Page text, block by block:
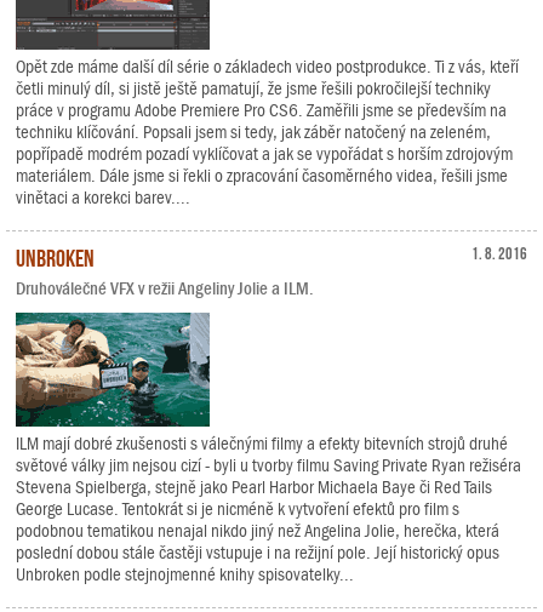
Opět zde máme další díl série o základech video postprodukce. Ti z vás, kteří
četli minulý díl, si jistě ještě pamatují, že jsme řešili pokročilejší techniky
práce v programu Adobe Premiere Pro CS6. Zaměřili jsme se především na
techniku klíčování. Popsali jsem si tedy, jak záběr natočený na zeleném,
popřípadě modrém pozadí vyklíčovat a jak se vypořádat s horším zdrojovým
materiálem. Dále jsme si řekli o zpracování časoměrného videa, řešili jsme
vinětaci a korekci barev....
1. 8. 2016
Unbroken
Druhoválečné VFX v režii Angeliny Jolie a ILM.
ILM mají dobré zkušenosti s válečnými filmy a efekty bitevních strojů druhé
světové války jim nejsou cizí - byli u tvorby filmu Saving Private Ryan režiséra
Stevena Spielberga, stejně jako Pearl Harbor Michaela Baye či Red Tails
George Lucase. Tentokrát si je nicméně k vytvoření efektů pro film s
podobnou tematikou nenajal nikdo jiný než Angelina Jolie, herečka, která
poslední dobou stále častěji vstupuje i na režijní pole. Její historický opus
Unbroken podle stejnojmenné knihy spisovatelky...